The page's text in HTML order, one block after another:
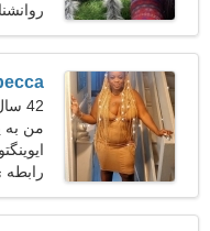
42 سال, ترازو
من
برای